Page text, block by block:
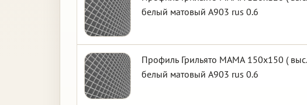
белый матовый А903 rus 0.6
Профиль Грильято МАМА 150х150 (
белый матовый А903 rus 0.6